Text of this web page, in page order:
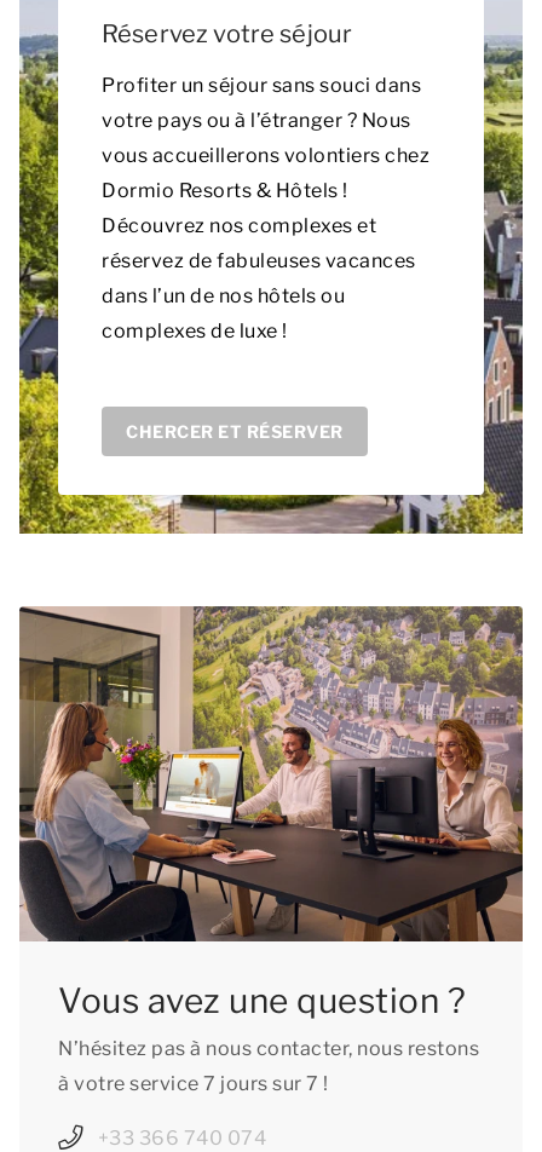
Réservez votre séjour
Profiter un séjour sans souci dans
votre pays ou à l’étranger ? Nous
vous accueillerons volontiers chez
Dormio Resorts & Hôtels !
Découvrez nos complexes et
réservez de fabuleuses vacances
dans l’un de nos hôtels ou
complexes de luxe !
CHERCER ET RÉSERVER
Vous avez une question ?
N’hésitez pas à nous contacter, nous restons
à votre service 7 jours sur 7 !
+33 366 740 074